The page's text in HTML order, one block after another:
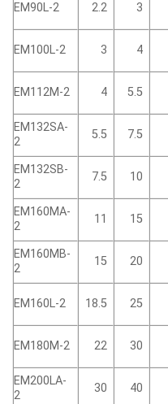
EM90L-2 2.2 3
EM100L-2 3 4
EM112M-2 4 5.5
EM132SA-
2
5.5 7.5
EM132SB-
2
7.5 10
EM160MA-
2
11 15
EM160MB-
2
15 20
EM160L-2 18.5 25
EM180M-2 22 30
EM200LA-
2
30 40